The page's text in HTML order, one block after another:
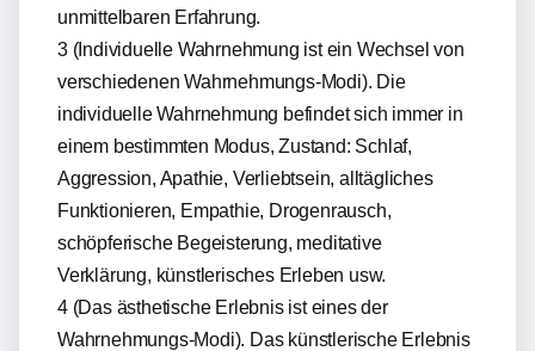
unmittelbaren Erfahrung.
3 (Individuelle Wahrnehmung ist ein Wechsel von
verschiedenen Wahrnehmungs-Modi). Die
individuelle Wahrnehmung befindet sich immer in
einem bestimmten Modus, Zustand: Schlaf,
Aggression, Apathie, Verliebtsein, alltägliches
Funktionieren, Empathie, Drogenrausch,
schöpferische Begeisterung, meditative
Verklärung, künstlerisches Erleben usw.
4 (Das ästhetische Erlebnis ist eines der
Wahrnehmungs-Modi). Das künstlerische Erlebnis